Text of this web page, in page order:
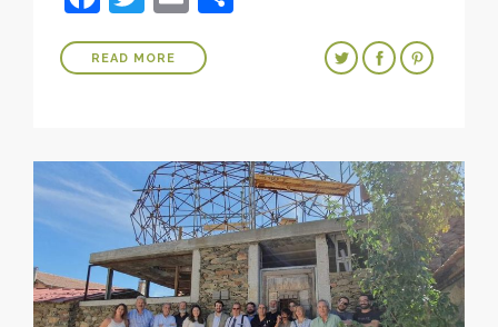
READ MORE